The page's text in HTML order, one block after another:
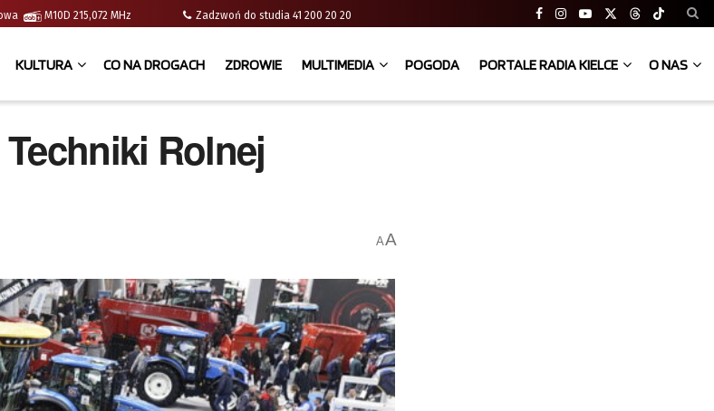
M10D 215,072 MHz Zadzwoń do studia 41 200 20 20
KULTURA CO NA DROGACH ZDROWIE MULTIMEDIA POGODA PORTALE RADIA KIELCE O NAS
Rolnej
AA